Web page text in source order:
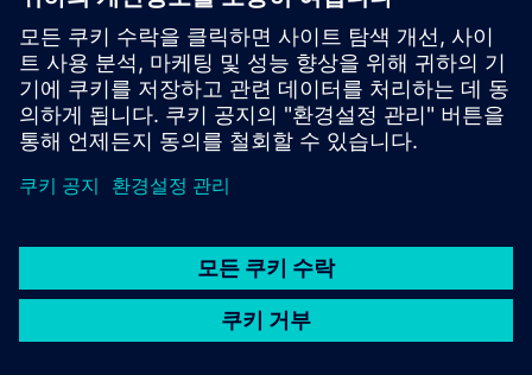
지원 센터
피드백 제공
저작권침해 보고
© Siemens
2026
고발